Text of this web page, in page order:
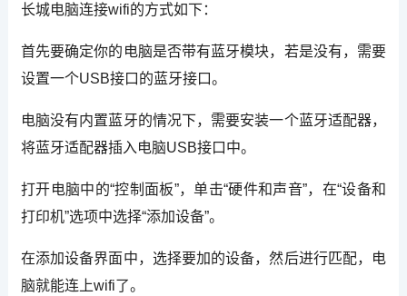
长城电脑连接wifi的方式如下：
首先要确定你的电脑是否带有蓝牙模块，若是没有，需要
设置一个USB接口的蓝牙接口。
电脑没有内置蓝牙的情况下，需要安装一个蓝牙适配器，
将蓝牙适配器插入电脑USB接口中。
打开电脑中的“控制面板”，单击“硬件和声音”，在“设备和
打印机”选项中选择“添加设备”。
在添加设备界面中，选择要加的设备，然后进行匹配，电
脑就能连上wifi了。